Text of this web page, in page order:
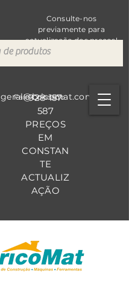
Consulte-nos
previamente para
actualização dos preços!
928 157
587
PREÇOS
EM
CONSTAN
TE
ACTUALIZ
AÇÃO
Fale Conosco